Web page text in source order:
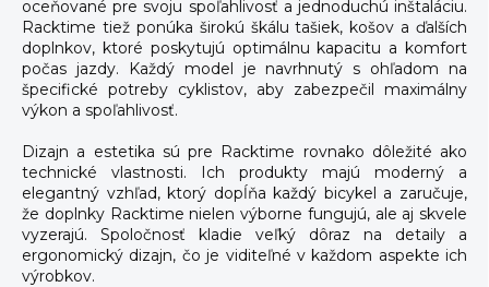
oceňované pre svoju spoľahlivosť a jednoduchú inštaláciu.
Racktime tiež ponúka širokú škálu tašiek, košov a ďalších
doplnkov, ktoré poskytujú optimálnu kapacitu a komfort
počas jazdy. Každý model je navrhnutý s ohľadom na
špecifické potreby cyklistov, aby zabezpečil maximálny
výkon a spoľahlivosť.
Dizajn a estetika sú pre Racktime rovnako dôležité ako
technické vlastnosti. Ich produkty majú moderný a
elegantný vzhľad, ktorý dopĺňa každý bicykel a zaručuje,
že doplnky Racktime nielen výborne fungujú, ale aj skvele
vyzerajú. Spoločnosť kladie veľký dôraz na detaily a
ergonomický dizajn, čo je viditeľné v každom aspekte ich
výrobkov.